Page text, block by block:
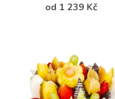
od 1 239 Kč